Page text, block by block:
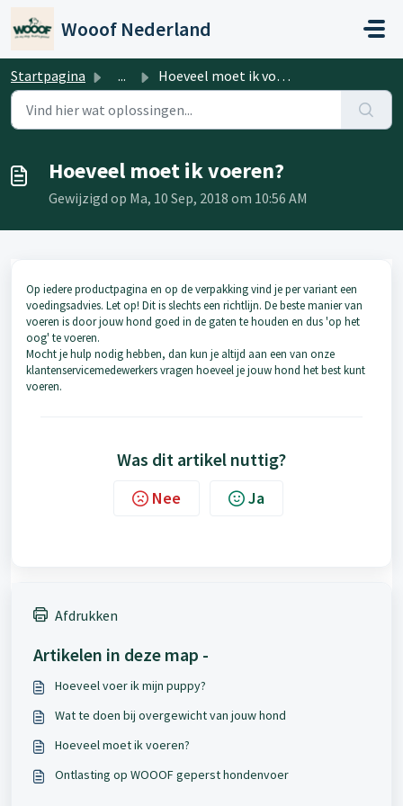
Wooof Nederland
Startpagina ... Hoeveel moet ik voeren?
Hoeveel moet ik voeren?
Gewijzigd op Ma, 10 Sep, 2018 om 10:56 AM
Op iedere productpagina en op de verpakking vind je per variant een
voedingsadvies. Let op! Dit is slechts een richtlijn. De beste manier van
voeren is door jouw hond goed in de gaten te houden en dus 'op het
oog' te voeren.
Mocht je hulp nodig hebben, dan kun je altijd aan een van onze
klantenservicemedewerkers vragen hoeveel je jouw hond het best kunt
voeren.
Was dit artikel nuttig?
Nee Ja
Afdrukken
Artikelen in deze map -
Hoeveel voer ik mijn puppy?
Wat te doen bij overgewicht van jouw hond
Hoeveel moet ik voeren?
Ontlasting op WOOOF geperst hondenvoer